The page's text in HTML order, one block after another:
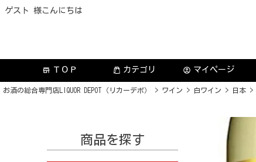
ゲスト 様こんにちは
store ＴＯＰ カテゴリ account_circle マイページ
お酒の総合専門店LIQUOR DEPOT（リカーデポ） ワイン 白ワイン 日本
商品を探す